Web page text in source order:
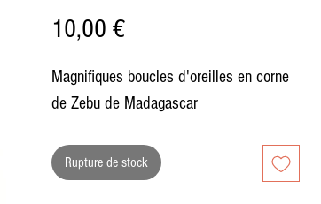
10,00 €Prix
Magnifiques boucles d'oreilles en corne
de Zebu de Madagascar
Rupture de stock